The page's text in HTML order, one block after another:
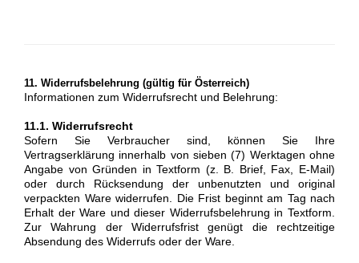
11. Widerrufsbelehrung (gültig für Österreich)
Informationen zum Widerrufsrecht und Belehrung:
11.1. Widerrufsrecht
Sofern Sie Verbraucher sind, können Sie Ihre
Vertragserklärung innerhalb von sieben (7) Werktagen ohne
Angabe von Gründen in Textform (z. B. Brief, Fax, E-Mail)
oder durch Rücksendung der unbenutzten und original
verpackten Ware widerrufen. Die Frist beginnt am Tag nach
Erhalt der Ware und dieser Widerrufsbelehrung in Textform.
Zur Wahrung der Widerrufsfrist genügt die rechtzeitige
Absendung des Widerrufs oder der Ware.